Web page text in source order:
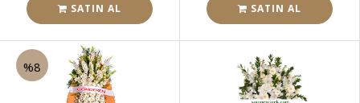
SATIN AL SATIN AL
%8